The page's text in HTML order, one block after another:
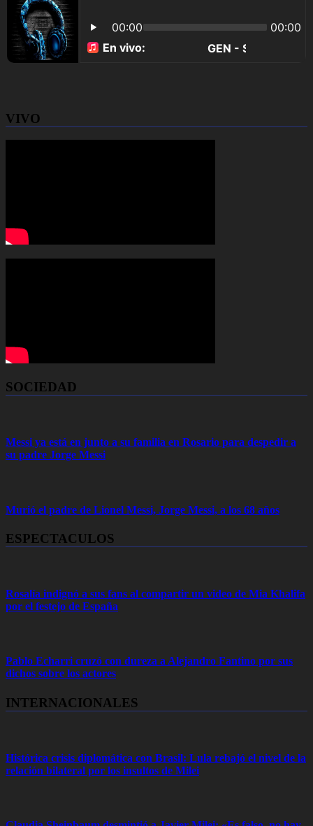
VIVO
SOCIEDAD
Messi ya está en junto a su familia en Rosario para despedir a
su padre Jorge Messi
Murió el padre de Lionel Messi, Jorge Messi, a los 68 años
ESPECTACULOS
Rosalía indignó a sus fans al compartir un video de Mia Khalifa
por el festejo de España
Pablo Echarri cruzó con dureza a Alejandro Fantino por sus
dichos sobre los actores
INTERNACIONALES
Histórica crisis diplomática con Brasil: Lula rebajó el nivel de la
relación bilateral por los insultos de Milei